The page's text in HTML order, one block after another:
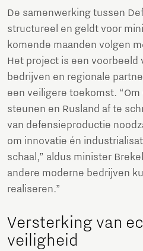
De samenwerking tussen
structureel en geldt voor
komende maanden volgen
Het project is een voorbeeld
bedrijven en regionale
een veiligere toekomst.
steunen en Rusland af te
van defensieproductie
om innovatie én
schaal,” aldus minister
andere moderne bedrijven
realiseren.”
Versterking van
veiligheid